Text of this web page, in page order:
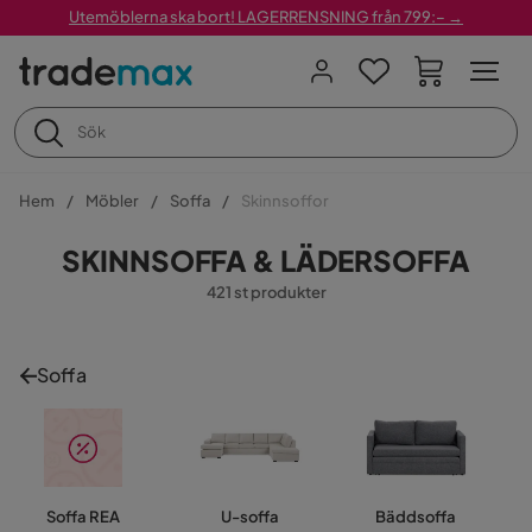
Utemöblerna ska bort! LAGERRENSNING från 799:– →
Hem Möbler Soffa Skinnsoffor
SKINNSOFFA & LÄDERSOFFA
421 st produkter
Soffa
Soffa REA U-soffa Bäddsoffa